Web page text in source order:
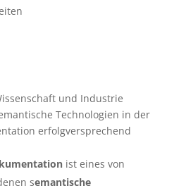
und Industrie
Technologien in der
erfolgversprechend
ist eines von
semantische